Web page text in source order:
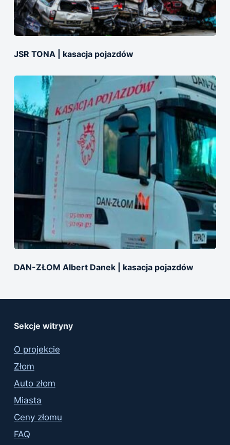
JSR TONA | kasacja pojazdów
DAN-ZŁOM Albert Danek | kasacja pojazdów
Sekcje witryny
O projekcie
Złom
Auto złom
Miasta
Ceny złomu
FAQ